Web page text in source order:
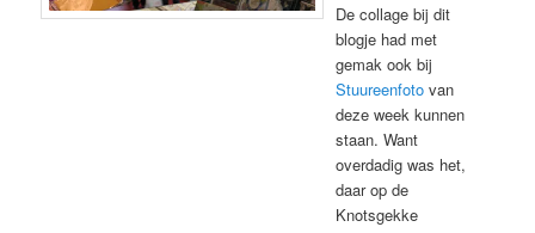
De collage bij dit
blogje had met
gemak ook bij
Stuureenfoto van
deze week kunnen
staan. Want
overdadig was het,
daar op de
Knotsgekke